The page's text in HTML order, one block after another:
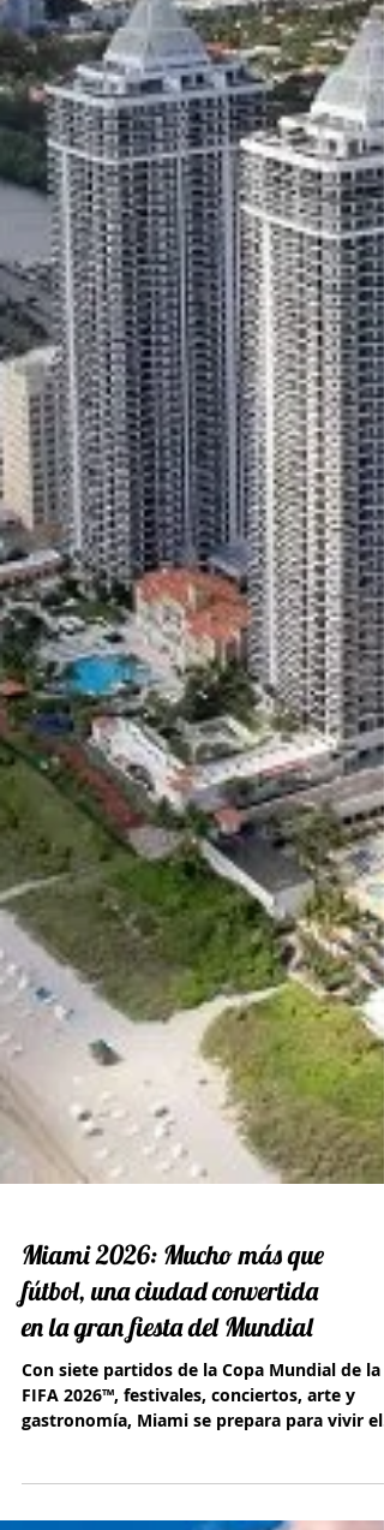
Miami 2026: Mucho más que
fútbol, una ciudad convertida
en la gran fiesta del Mundial
gastronomía, Miami se prepara para vivir el
verano más vibrante de su historia.